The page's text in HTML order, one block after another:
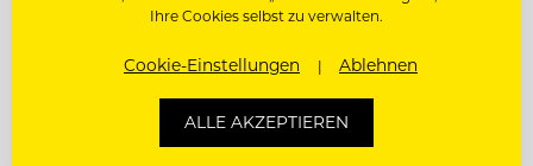
9565 Ebene Reichenau, Österreich
Ihre Cookies selbst zu verwalten.
Cookie-Einstellungen Ablehnen
ALLE AKZEPTIEREN